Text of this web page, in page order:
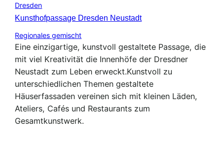
Dresden
Kunsthofpassage Dresden Neustadt
Regionales gemischt
Eine einzigartige, kunstvoll gestaltete Passage, die
mit viel Kreativität die Innenhöfe der Dresdner
Neustadt zum Leben erweckt.Kunstvoll zu
unterschiedlichen Themen gestaltete
Häuserfassaden vereinen sich mit kleinen Läden,
Ateliers, Cafés und Restaurants zum
Gesamtkunstwerk.